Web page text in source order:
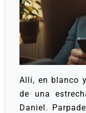
Allí, en blanco
de una
Daniel.